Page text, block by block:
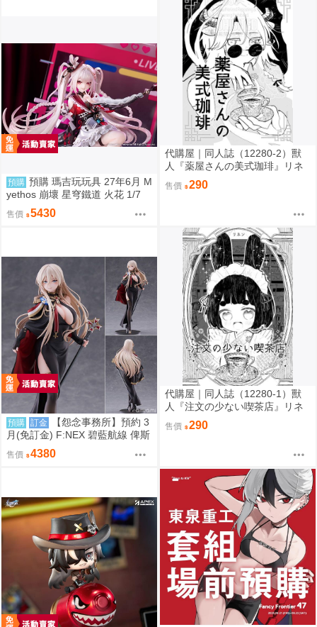
預購 預購 瑪吉玩玩具 27年6月 M
yethos 崩壞 星穹鐵道 火花 1/7
特典版 壓克力打卡棒 1009
售價 5430
代購屋｜同人誌（12280-2）獸
人『薬屋さんの美式珈琲』リネ
ン リネンドレッシング
售價 290
預購 訂金
【怨念事務所】預約 3
月(免訂金) F:NEX 碧藍航線 俾斯
麥 正裝Ver 1/7 0920
售價 4380
代購屋｜同人誌（12280-1）獸
人『注文の少ない喫茶店』リネ
ン リネンドレッシング
售價 290